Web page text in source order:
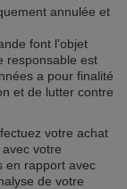
annulée et
font l'objet
responsable est
a pour finalité
et de lutter contre
votre achat
votre
en rapport avec
de votre